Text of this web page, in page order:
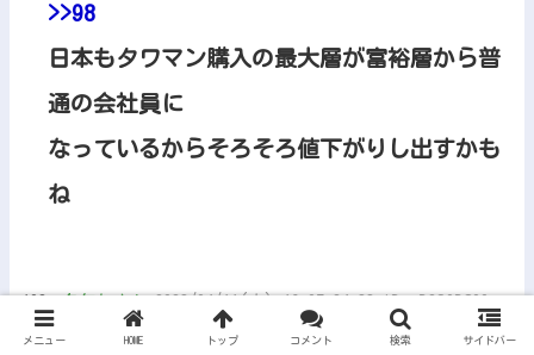
>>98
日本もタワマン購入の最大層が富裕層から普
通の会社員に
なっているからそろそろ値下がりし出すかも
ね
一番ヤバいのが結局住宅ローン
メニュー HOME トップ コメント 検索 サイドバー